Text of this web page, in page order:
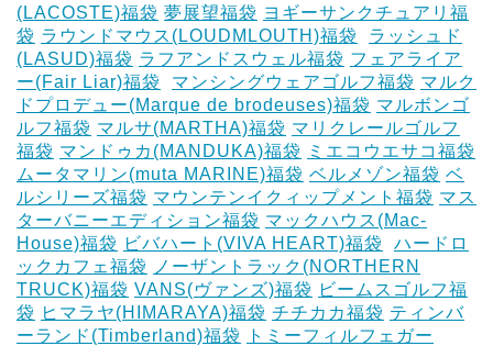
(LACOSTE)福袋 夢展望福袋 ヨギーサンクチュアリ福
袋 ラウンドマウス(LOUDMLOUTH)福袋
ラッシュド
(LASUD)福袋 ラフアンドスウェル福袋 フェアライア
ー(Fair Liar)福袋
マンシングウェアゴルフ福袋 マルク
ドプロデュー(Marque de brodeuses)福袋 マルボンゴ
ルフ福袋 マルサ(MARTHA)福袋 マリクレールゴルフ
福袋 マンドゥカ(MANDUKA)福袋
ミエコウエサコ福袋
ムータマリン(muta MARINE)福袋 ベルメゾン福袋 ベ
ルシリーズ福袋 マウンテンイクィップメント福袋 マス
ターバニーエディション福袋 マックハウス(Mac-
House)福袋 ビバハート(VIVA HEART)福袋
ハードロ
ックカフェ福袋
ノーザントラック(NORTHERN
TRUCK)福袋 VANS(ヴァンズ)福袋 ビームスゴルフ福
袋 ヒマラヤ(HIMARAYA)福袋 チチカカ福袋 ティンバ
ーランド(Timberland)福袋
トミーフィルフェガー